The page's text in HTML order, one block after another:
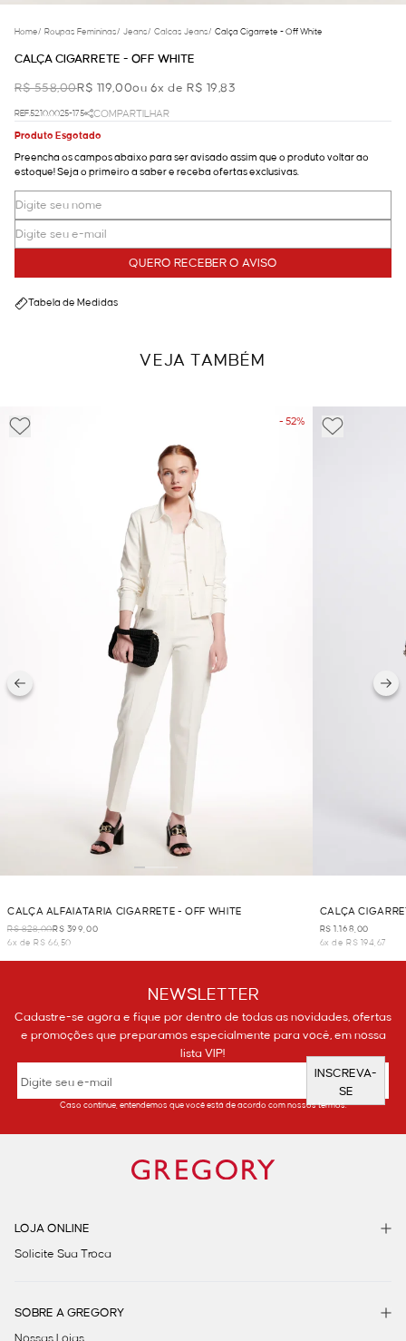
Home/ Roupas Femininas/ Jeans/ Calcas Jeans/ Calça Cigarrete - Off White
CALÇA CIGARRETE - OFF WHITE
R$ 558,00R$ 119,00ou 6x de R$ 19,83
REF.52.10.0025-175
COMPARTILHAR
Produto Esgotado
Preencha os campos abaixo para ser avisado assim que o produto voltar ao
estoque! Seja o primeiro a saber e receba ofertas exclusivas.
QUERO RECEBER O AVISO
Tabela de Medidas
VEJA TAMBÉM
- 52%
CALÇA ALFAIATARIA CIGARRETE - OFF WHITE
R$ 828,00R$ 399,00
6x de R$ 66,50
CALÇA
R$ 1.168,00
6x de R$ 194,67
NEWSLETTER
Cadastre-se agora e fique por dentro de todas as novidades, ofertas
e promoções que preparamos especialmente para você, em nossa
lista VIP!
INSCREVA-
SE
Caso continue, entendemos que você está de acordo com nossos termos.
LOJA ONLINE
Solicite Sua Troca
SOBRE A GREGORY